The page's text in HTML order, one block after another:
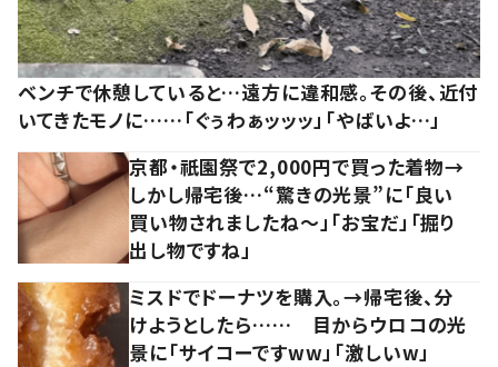
ベンチで休憩していると…遠方に違和感。その後、近付
いてきたモノに……「ぐぅわぁッッッ」「やばいよ…」
京都・祇園祭で2,000円で買った着物→
しかし帰宅後…“驚きの光景”に「良い
買い物されましたね～」「お宝だ」「掘り
出し物ですね」
ミスドでドーナツを購入。→帰宅後、分
けようとしたら…… 目からウロコの光
景に「サイコーですww」「激しいw」